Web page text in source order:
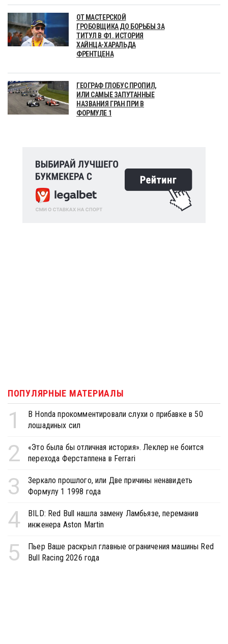
ОТ МАСТЕРСКОЙ
ГРОБОВЩИКА ДО БОРЬБЫ ЗА
ТИТУЛ В Ф1. ИСТОРИЯ
ХАЙНЦА-ХАРАЛЬДА
ФРЕНТЦЕНА
ГЕОГРАФ ГЛОБУС ПРОПИЛ,
ИЛИ САМЫЕ ЗАПУТАННЫЕ
НАЗВАНИЯ ГРАН ПРИ В
ФОРМУЛЕ 1
ПОПУЛЯРНЫЕ МАТЕРИАЛЫ
1
В Honda прокомментировали слухи о прибавке в 50
лошадиных сил
2
«Это была бы отличная история». Леклер не боится
перехода Ферстаппена в Ferrari
3
Зеркало прошлого, или Две причины ненавидеть
Формулу 1 1998 года
4
BILD: Red Bull нашла замену Ламбьязе, переманив
инженера Aston Martin
5
Пьер Ваше раскрыл главные ограничения машины Red
Bull Racing 2026 года